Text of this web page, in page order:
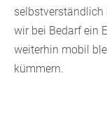
selbstverständlich
wir bei Bedarf ein
weiterhin mobil
kümmern.